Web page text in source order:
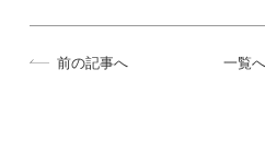
前の記事へ 一覧へ